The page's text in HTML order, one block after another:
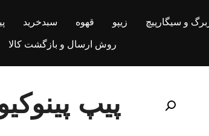
و سیگارپیچ زیپو قهوه سبدخرید
روش ارسال و بازگشت کالا
پیپ